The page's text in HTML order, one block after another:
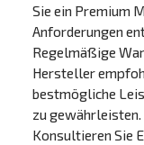
Sie ein Premium
Anforderungen
Regelmäßige
Hersteller
bestmögliche
zu gewährleisten.
Konsultieren Sie